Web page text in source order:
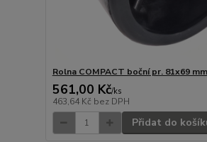
Rolna COMPACT boční pr. 81x69
561,00 Kč/ks
463,64 Kč bez DPH
Přidat do